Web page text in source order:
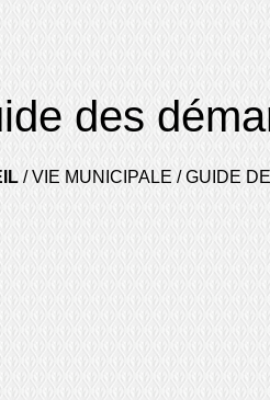
des
/VIE MUNICIPALE /GUIDE